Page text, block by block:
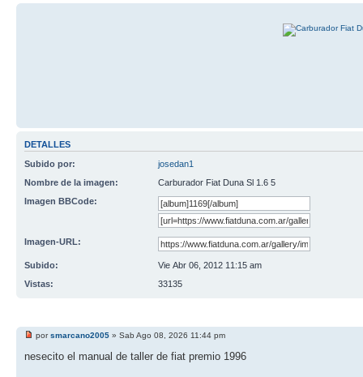
DETALLES
Subido por:
josedan1
Nombre de la imagen:
Carburador Fiat Duna Sl 1.6 5
Imagen BBCode:
Imagen-URL:
Subido:
Vie Abr 06, 2012 11:15 am
Vistas:
33135
porsmarcano2005 » Sab Ago 08, 2026 11:44 pm
nesecito el manual de taller de fiat premio 1996